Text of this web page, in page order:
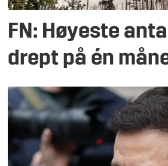
FN: Høyeste
drept på én